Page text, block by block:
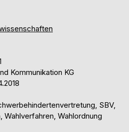
Kommunikation KG
SBV,
Wahlverfahren, Wahlordnung